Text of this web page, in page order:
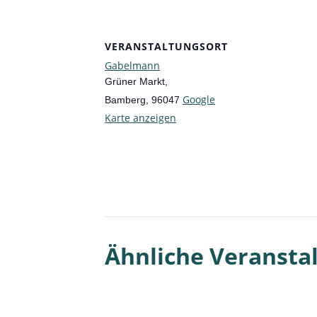
VERANSTALTUNGSORT
Gabelmann
Grüner Markt,
Bamberg, 96047 Google
Karte anzeigen
Ähnliche